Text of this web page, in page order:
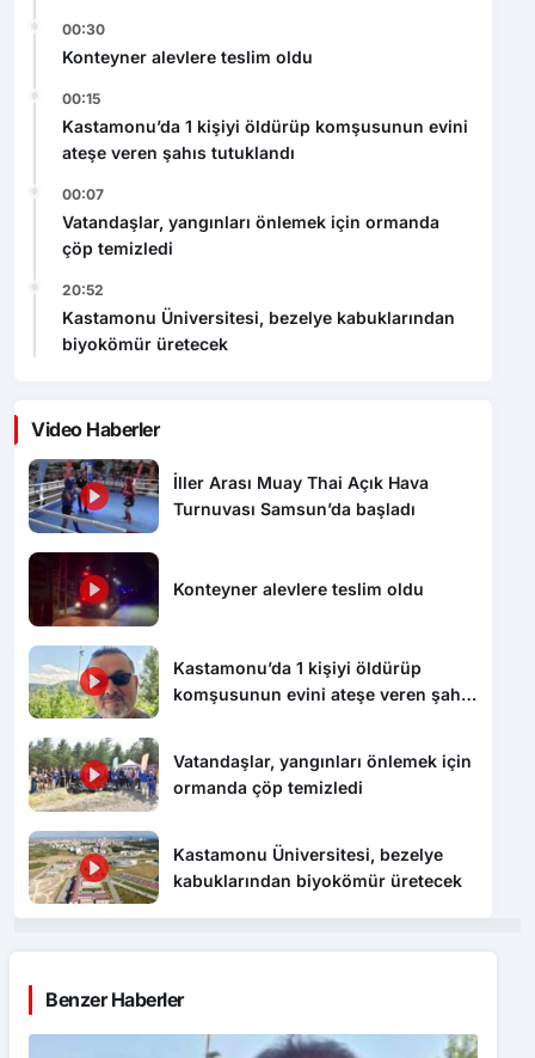
00:30
Konteyner alevlere teslim oldu
00:15
Kastamonu’da 1 kişiyi öldürüp komşusunun evini
ateşe veren şahıs tutuklandı
00:07
Vatandaşlar, yangınları önlemek için ormanda
çöp temizledi
20:52
Kastamonu Üniversitesi, bezelye kabuklarından
biyokömür üretecek
Video Haberler
İller Arası Muay Thai Açık Hava
Turnuvası Samsun’da başladı
Konteyner alevlere teslim oldu
Kastamonu’da 1 kişiyi öldürüp
komşusunun evini ateşe veren şahıs
Vatandaşlar, yangınları önlemek için
ormanda çöp temizledi
Kastamonu Üniversitesi, bezelye
kabuklarından biyokömür üretecek
Benzer Haberler